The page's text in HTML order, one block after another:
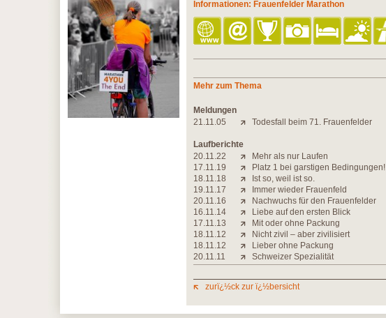
Informationen: Frauenfelder Marathon
Mehr zum Thema
Meldungen
21.11.05
Todesfall beim 71. Frauenfelder
Laufberichte
20.11.22
Mehr als nur Laufen
17.11.19
Platz 1 bei garstigen Bedingungen!
18.11.18
Ist so, weil ist so.
19.11.17
Immer wieder Frauenfeld
20.11.16
Nachwuchs für den Frauenfelder
16.11.14
Liebe auf den ersten Blick
17.11.13
Mit oder ohne Packung
18.11.12
Nicht zivil – aber zivilisiert
18.11.12
Lieber ohne Packung
20.11.11
Schweizer Spezialität
zurï¿½ck zur ï¿½bersicht